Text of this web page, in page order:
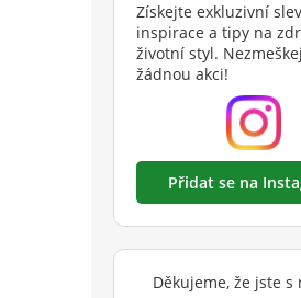
Získejte exkluzivní
inspirace a tipy na
životní styl.
žádnou akci!
Přidat se na
Děkujeme, že jste s